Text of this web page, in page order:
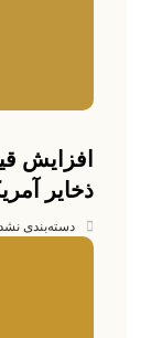
افزایش
ذخایر
دسته‌بندی